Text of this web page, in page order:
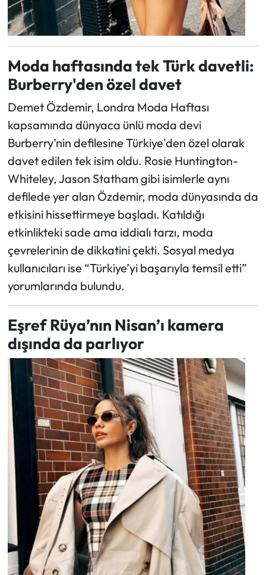
Moda haftasında tek Türk davetli:
Burberry'den özel davet
Demet Özdemir, Londra Moda Haftası
kapsamında dünyaca ünlü moda devi
Burberry’nin defilesine Türkiye'den özel olarak
davet edilen tek isim oldu. Rosie Huntington-
Whiteley, Jason Statham gibi isimlerle aynı
defilede yer alan Özdemir, moda dünyasında da
etkisini hissettirmeye başladı. Katıldığı
etkinlikteki sade ama iddialı tarzı, moda
çevrelerinin de dikkatini çekti. Sosyal medya
kullanıcıları ise “Türkiye’yi başarıyla temsil etti”
yorumlarında bulundu.
Eşref Rüya’nın Nisan’ı kamera
dışında da parlıyor